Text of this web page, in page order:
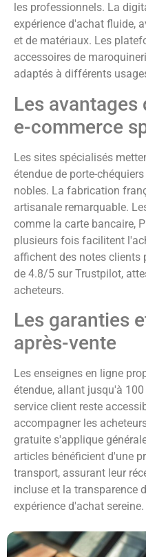
les professionnels. La
expérience d'achat fluide,
et de matériaux. Les
accessoires de
adaptés à différents
Les
e-commerce
Les sites spécialisés
étendue de porte-
nobles. La fabrication
artisanale remarquable.
comme la carte bancaire,
plusieurs fois facilitent
affichent des notes clients
de 4.8/5 sur Trustpilot,
acheteurs.
Les garanties
après-vente
Les enseignes en ligne
étendue, allant jusqu'à
service client reste
accompagner les
gratuite s'applique
articles bénéficient d'une
transport, assurant leur
incluse et la transparence
expérience d'achat sereine.